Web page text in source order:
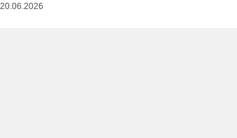
20.06.2026